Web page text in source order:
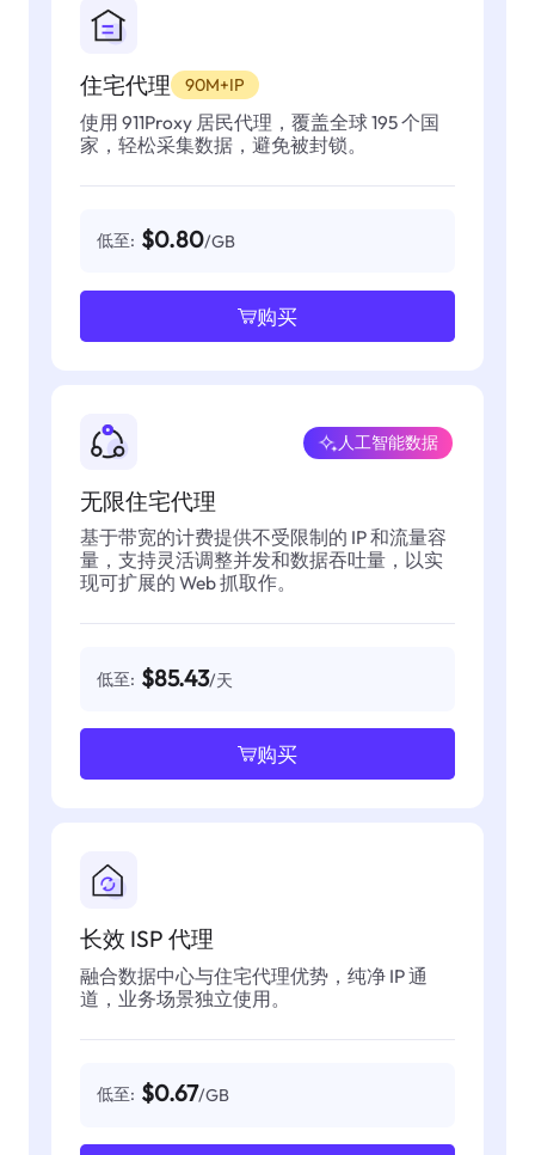
住宅代理 90M+IP
使用 911Proxy 居民代理，覆盖全球 195 个国
家，轻松采集数据，避免被封锁。
低至: $0.80/GB
购买
无限住宅代理
人工智能数据
基于带宽的计费提供不受限制的 IP 和流量容
量，支持灵活调整并发和数据吞吐量，以实
现可扩展的 Web 抓取作。
低至: $85.43/天
购买
长效 ISP 代理
融合数据中心与住宅代理优势，纯净 IP 通
道，业务场景独立使用。
低至: $0.67/GB